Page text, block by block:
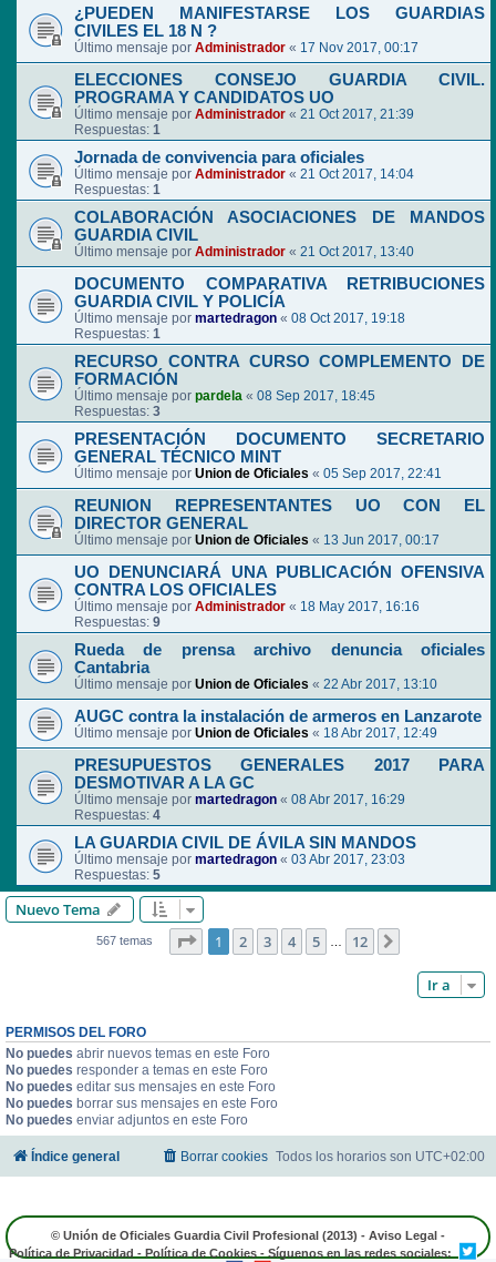
¿PUEDEN MANIFESTARSE LOS GUARDIAS
CIVILES EL 18 N ?
Último mensaje por Administrador « 17 Nov 2017, 00:17
ELECCIONES CONSEJO GUARDIA CIVIL.
PROGRAMA Y CANDIDATOS UO
Último mensaje por Administrador « 21 Oct 2017, 21:39
Respuestas: 1
Jornada de convivencia para oficiales
Último mensaje por Administrador « 21 Oct 2017, 14:04
Respuestas: 1
COLABORACIÓN ASOCIACIONES DE MANDOS
GUARDIA CIVIL
Último mensaje por Administrador « 21 Oct 2017, 13:40
DOCUMENTO COMPARATIVA RETRIBUCIONES
GUARDIA CIVIL Y POLICÍA
Último mensaje por martedragon « 08 Oct 2017, 19:18
Respuestas: 1
RECURSO CONTRA CURSO COMPLEMENTO DE
FORMACIÓN
Último mensaje por pardela « 08 Sep 2017, 18:45
Respuestas: 3
PRESENTACIÓN DOCUMENTO SECRETARIO
GENERAL TÉCNICO MINT
Último mensaje por Union de Oficiales « 05 Sep 2017, 22:41
REUNION REPRESENTANTES UO CON EL
DIRECTOR GENERAL
Último mensaje por Union de Oficiales « 13 Jun 2017, 00:17
UO DENUNCIARÁ UNA PUBLICACIÓN OFENSIVA
CONTRA LOS OFICIALES
Último mensaje por Administrador « 18 May 2017, 16:16
Respuestas: 9
Rueda de prensa archivo denuncia oficiales
Cantabria
Último mensaje por Union de Oficiales « 22 Abr 2017, 13:10
AUGC contra la instalación de armeros en Lanzarote
Último mensaje por Union de Oficiales « 18 Abr 2017, 12:49
PRESUPUESTOS GENERALES 2017 PARA
DESMOTIVAR A LA GC
Último mensaje por martedragon « 08 Abr 2017, 16:29
Respuestas: 4
LA GUARDIA CIVIL DE ÁVILA SIN MANDOS
Último mensaje por martedragon « 03 Abr 2017, 23:03
Respuestas: 5
Nuevo Tema
567 temas Página de 12
1 2 3 4 5 … 12
Ir a
PERMISOS DEL FORO
No puedes abrir nuevos temas en este Foro
No puedes responder a temas en este Foro
No puedes editar sus mensajes en este Foro
No puedes borrar sus mensajes en este Foro
No puedes enviar adjuntos en este Foro
Índice general Todos los horarios son UTC+02:00
Borrar cookies
© Unión de Oficiales Guardia Civil Profesional (2013) - Aviso Legal -
Política de Privacidad-Política de Cookies- Síguenos en las redes sociales: